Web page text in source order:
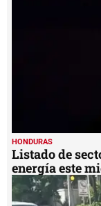
HONDURAS
Listado de
energía este